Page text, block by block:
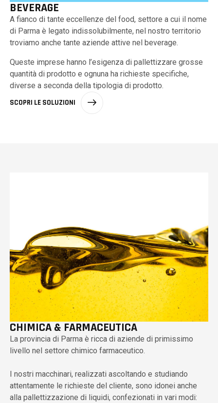
BEVERAGE
A fianco di tante eccellenze del food, settore a cui il nome
di Parma è legato indissolubilmente, nel nostro territorio
troviamo anche tante aziende attive nel beverage.
Queste imprese hanno l’esigenza di pallettizzare grosse
quantità di prodotto e ognuna ha richieste specifiche,
diverse a seconda della tipologia di prodotto.
SCOPRI LE SOLUZIONI
CHIMICA & FARMACEUTICA
La provincia di Parma è ricca di aziende di primissimo
livello nel settore chimico farmaceutico.
I nostri macchinari, realizzati ascoltando e studiando
attentamente le richieste del cliente, sono idonei anche
alla pallettizzazione di liquidi, confezionati in vari modi: